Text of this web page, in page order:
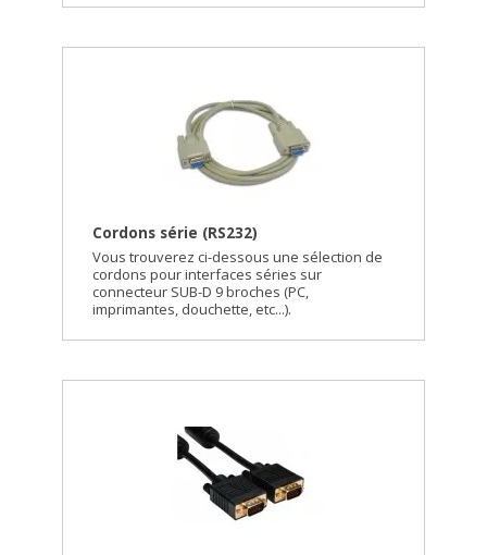
Cordons série (RS232)
Vous trouverez ci-dessous une sélection de
cordons pour interfaces séries sur
connecteur SUB-D 9 broches (PC,
imprimantes, douchette, etc...).